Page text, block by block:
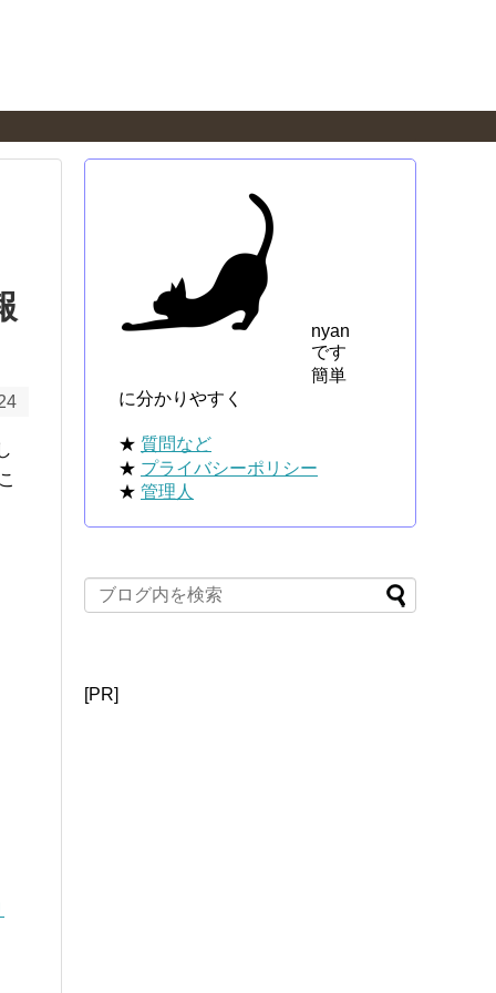
nyan
です
簡単
に分かりやすく
★ 質問など
★ プライバシーポリシー
★ 管理人
[PR]